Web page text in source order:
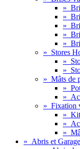
»
»
»
»
»
» Stores
»
»
» Mâts de
»
»
» Fixation
»
»
»
» Abris et